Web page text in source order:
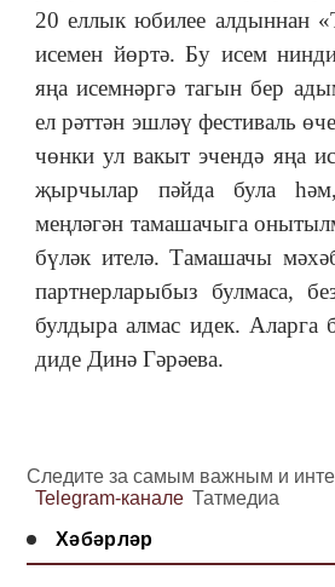
20 еллык юбилее алдыннан
исемен йөртә. Бу исем
яңа исемнәргә тагын бер
ел рәттән эшләү фестиваль
чөнки ул вакыт эчендә яңа
җырчылар пәйда була
меңләгән тамашачыга
бүләк ителә. Тамашачы
партнерларыбыз булмаса,
булдыра алмас идек. Аларга
диде Динә Гәрәева.
Следите за самым важным и
Telegram-канале Татмедиа
Хәбәрләр